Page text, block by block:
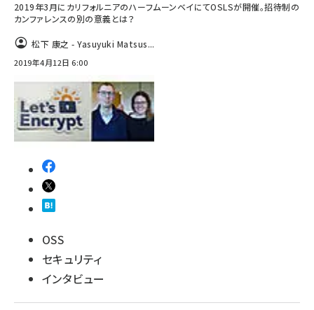
genai (1494)
abc123 (1371)
2019年3月にカリフォルニアのハーフムーンベイにてOSLSが開催。招待制の
カンファレンスの別の意義とは？
松下 康之 - Yasuyuki Matsus...
2019年4月12日 6:00
OSS
セキュリティ
インタビュー